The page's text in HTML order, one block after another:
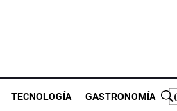
TECNOLOGÍA GASTRONOMÍA